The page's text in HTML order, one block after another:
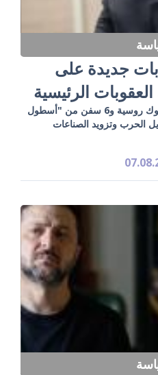
جديدة على
الرئيسية
العقوبات تشمل 19 كياناً بينها 6 بنوك روسية و6 سفن من "أسطول
الحرب وتزويد الصناعات